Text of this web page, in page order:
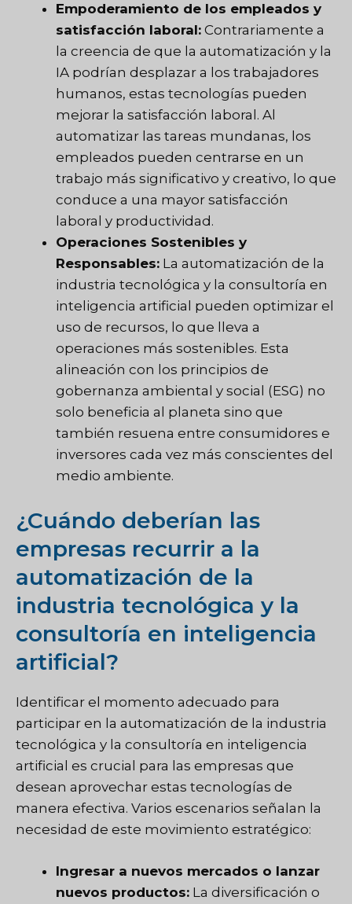
Empoderamiento de los empleados y
satisfacción laboral: Contrariamente a
la creencia de que la automatización y la
IA podrían desplazar a los trabajadores
humanos, estas tecnologías pueden
mejorar la satisfacción laboral. Al
automatizar las tareas mundanas, los
empleados pueden centrarse en un
trabajo más significativo y creativo, lo que
conduce a una mayor satisfacción
laboral y productividad.
Operaciones Sostenibles y
Responsables: La automatización de la
industria tecnológica y la consultoría en
inteligencia artificial pueden optimizar el
uso de recursos, lo que lleva a
operaciones más sostenibles. Esta
alineación con los principios de
gobernanza ambiental y social (ESG) no
solo beneficia al planeta sino que
también resuena entre consumidores e
inversores cada vez más conscientes del
medio ambiente.
¿Cuándo deberían las
empresas recurrir a la
automatización de la
industria tecnológica y la
consultoría en inteligencia
artificial?
Identificar el momento adecuado para
participar en la automatización de la industria
tecnológica y la consultoría en inteligencia
artificial es crucial para las empresas que
desean aprovechar estas tecnologías de
manera efectiva. Varios escenarios señalan la
necesidad de este movimiento estratégico:
Ingresar a nuevos mercados o lanzar
nuevos productos: La diversificación o